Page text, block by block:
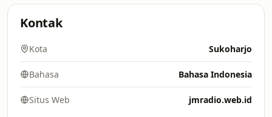
Kontak
Kota Sukoharjo
Bahasa Bahasa Indonesia
Situs Web jmradio.web.id